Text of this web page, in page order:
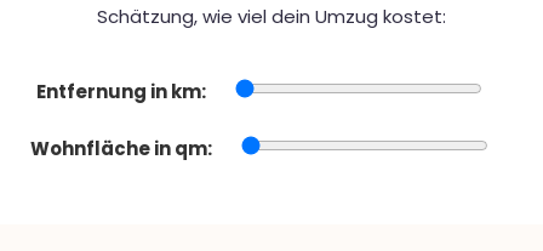
Schätzung, wie viel dein Umzug kostet:
Entfernung in km:
Wohnfläche in qm: